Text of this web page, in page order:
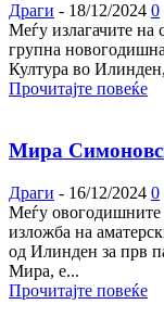
Драги - 18/12/2024 0
Меѓу излагачите на
групна
Култура во
Прочитајте повеќе
Мира
Драги - 16/12/2024 0
Меѓу овогодишните
изложба на
од Илинден за прв
Мира, е...
Прочитајте повеќе